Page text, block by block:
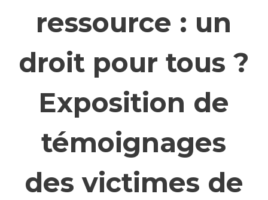
ressource : un
droit pour tous ?
Exposition de
témoignages
des victimes de